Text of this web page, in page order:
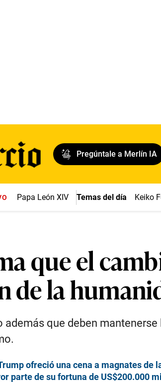
Pregúntale a Merlín IA
Papa León XIV Temas del día Keiko
que el
de la
que deben
ofreció una cena a magnates de
parte de su fortuna de US$200.000